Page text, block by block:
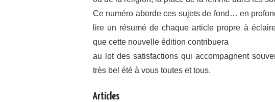
Ce numéro aborde ces sujets de fond… en
lire un résumé de chaque article propre à
que cette nouvelle édition contribuera
au lot des satisfactions qui accompagnent
très bel été à vous toutes et tous.
Articles